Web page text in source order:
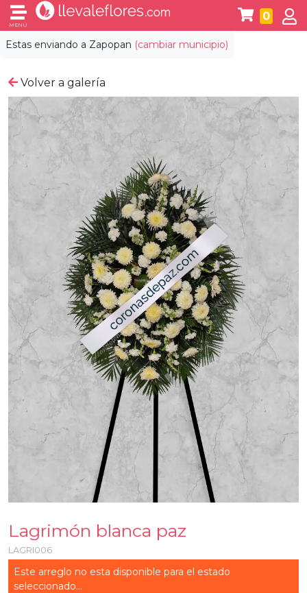
Estas enviando a Zapopan (cambiar municipio)
MENÚ
0
Volver a galería
Lagrimón blanca paz
LAGRI006
Este arreglo no esta disponible para el estado
seleccionado...